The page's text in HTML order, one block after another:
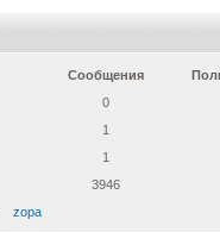
Сообщения
0
1
1
3946
zopa